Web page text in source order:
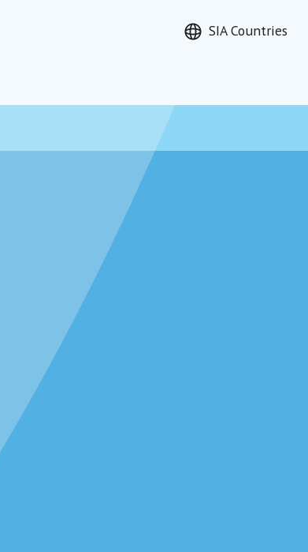
SIA Countries